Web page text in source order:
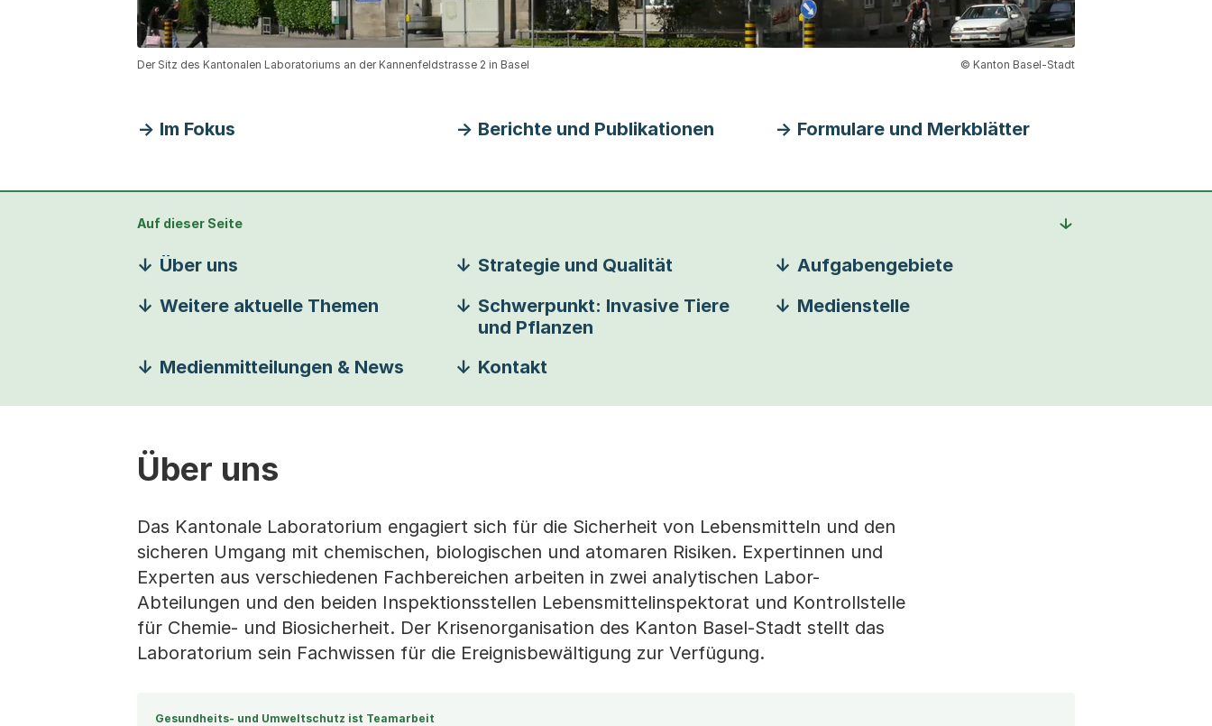
Der Sitz des Kantonalen Laboratoriums an der Kannenfeldstrasse 2 in Basel © Kanton Basel-Stadt
Im Fokus Berichte und Publikationen Formulare und Merkblätter
Auf dieser Seite
Über uns Strategie und Qualität
Aufgabengebiete
Weitere aktuelle Themen
Schwerpunkt: Invasive Tiere
und Pflanzen
Medienstelle
Medienmitteilungen & News Kontakt
Über uns
Das Kantonale Laboratorium engagiert sich für die Sicherheit von Lebensmitteln und den
sicheren Umgang mit chemischen, biologischen und atomaren Risiken. Expertinnen und
Experten aus verschiedenen Fachbereichen arbeiten in zwei analytischen Labor-
Abteilungen und den beiden Inspektionsstellen Lebensmittelinspektorat und Kontrollstelle
für Chemie- und Biosicherheit. Der Krisenorganisation des Kanton Basel-Stadt stellt das
Laboratorium sein Fachwissen für die Ereignisbewältigung zur Verfügung.
Gesundheits- und Umweltschutz ist Teamarbeit